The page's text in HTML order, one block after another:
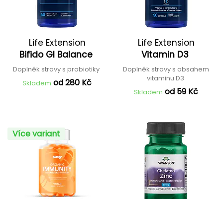
Life Extension
Bifido GI Balance
Doplněk stravy s probiotiky
Skladem od 280 Kč
Life Extension
Vitamin D3
Doplněk stravy s obsahem
vitaminu D3
Skladem od 59 Kč
Více variant